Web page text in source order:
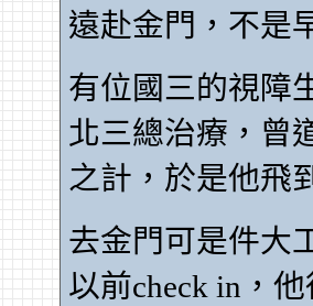
遠赴金門，不是
有位國三的視障
北三總治療，曾
之計，於是他飛
去金門可是件大
以前check in，